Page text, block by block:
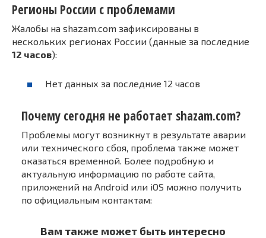
Регионы России с проблемами
Жалобы на shazam.com зафиксированы в
нескольких регионах России (данные за последние
12 часов):
Нет данных за последние 12 часов
Почему сегодня не работает shazam.com?
Проблемы могут возникнут в результате аварии
или технического сбоя, проблема также может
оказаться временной. Более подробную и
актуальную информацию по работе сайта,
приложений на Android или iOS можно получить
по официальным контактам:
Вам также может быть интересно